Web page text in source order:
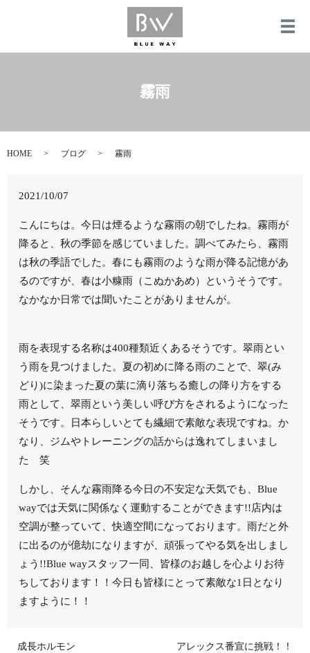
メ
霧雨
HOME ブログ 霧雨
2021/10/07
こんにちは。今日は煙るような霧雨の朝でしたね。霧雨が
降ると、秋の季節を感じていました。調べてみたら、霧雨
は秋の季語でした。春にも霧雨のような雨が降る記憶があ
るのですが、春は小糠雨（こぬかあめ）というそうです。
なかなか日常では聞いたことがありませんが。
雨を表現する名称は400種類近くあるそうです。翠雨とい
う雨を見つけました。夏の初めに降る雨のことで、翠(み
どり)に染まった夏の葉に滴り落ちる癒しの降り方をする
雨として、翠雨という美しい呼び方をされるようになった
そうです。日本らしいとても繊細で素敵な表現ですね。か
なり、ジムやトレーニングの話からは逸れてしまいまし
た 笑
しかし、そんな霧雨降る今日の不安定な天気でも、Blue
wayでは天気に関係なく運動することができます!!店内は
空調が整っていて、快適空間になっております。雨だと外
に出るのが億劫になりますが、頑張ってやる気を出しまし
ょう!!Blue wayスタッフ一同、皆様のお越しを心よりお待
ちしております！！今日も皆様にとって素敵な1日となり
ますように！！
成長ホルモン アレックス番宣に挑戦！！